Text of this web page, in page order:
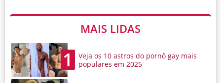
MAIS LIDAS
1
Veja os 10 astros do pornô gay mais
populares em 2025